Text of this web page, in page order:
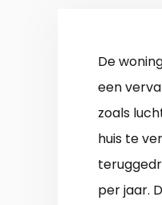
De
een
zoals
huis te
per jaar.